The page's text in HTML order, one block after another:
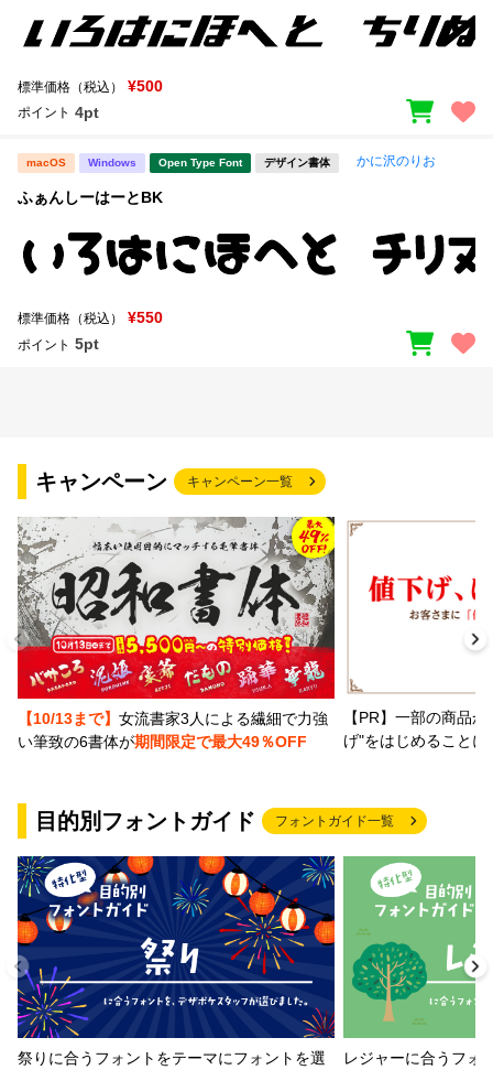
標準価格（税込） ¥500
ポイント 4pt
macOS Windows Open Type Font デザイン書体 かに沢のりお
ふぁんしーはーとBK
標準価格（税込） ¥550
ポイント 5pt
キャンペーン キャンペーン一覧
【10/13まで】 女流書家3人による繊細で力強
い筆致の6書体が期間限定で最大49％OFF
【PR】一部の商品
げ"をはじめること
目的別フォントガイド フォントガイド一覧
祭りに合うフォントをテーマにフォントを選
レジャーに合うフォ